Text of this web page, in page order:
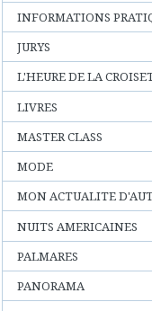
INFORMATIONS
JURYS
L'HEURE DE LA
LIVRES
MASTER CLASS
MODE
MON ACTUALITE
NUITS AMERICAINES
PALMARES
PANORAMA